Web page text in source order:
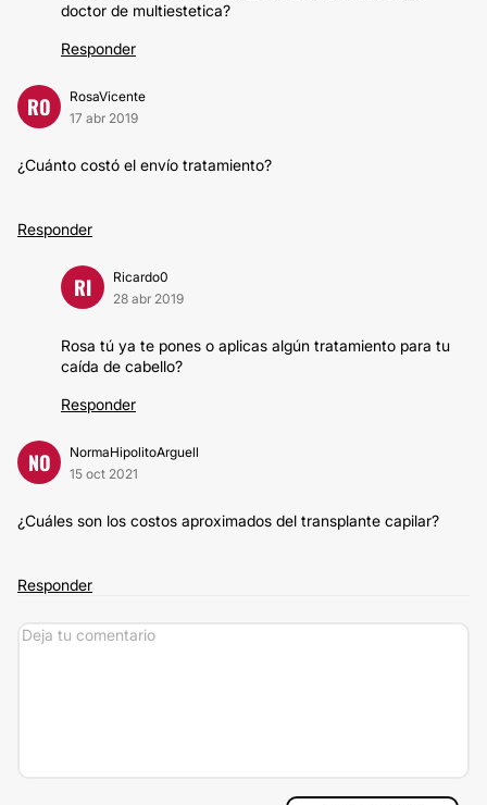
doctor de multiestetica?
Responder
RO
RosaVicente
17 abr 2019
¿Cuánto costó el envío tratamiento?
Responder
RI
Ricardo0
28 abr 2019
Rosa tú ya te pones o aplicas algún tratamiento para tu
caída de cabello?
Responder
NO
NormaHipolitoArguell
15 oct 2021
¿Cuáles son los costos aproximados del transplante capilar?
Responder